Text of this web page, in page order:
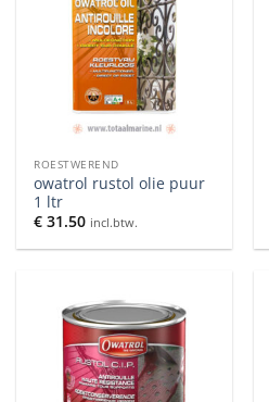
ROESTWEREND
owatrol rustol olie puur
1 ltr
€ 31.50 incl.btw.